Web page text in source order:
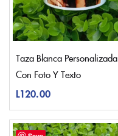
Taza Blanca Personalizada
Con Foto Y Texto
L120.00